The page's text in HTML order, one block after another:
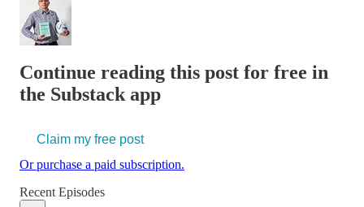
Continue reading this post for free in
the Substack app
Claim my free post
Or purchase a paid subscription.
Recent Episodes